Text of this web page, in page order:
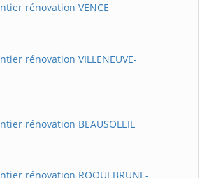
rénovation VENCE
rénovation VILLENEUVE-
rénovation BEAUSOLEIL
rénovation ROQUEBRUNE-